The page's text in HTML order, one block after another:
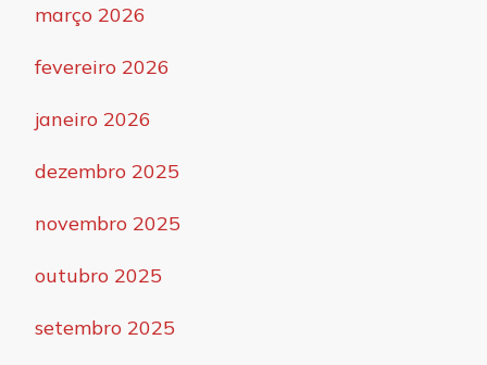
março 2026
fevereiro 2026
janeiro 2026
dezembro 2025
novembro 2025
outubro 2025
setembro 2025